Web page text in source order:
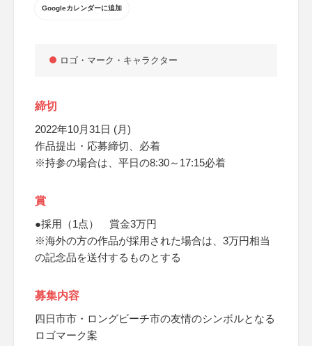
Googleカレンダーに追加
ロゴ・マーク・キャラクター
締切
2022年10月31日 (月)
作品提出・応募締切、必着
※持参の場合は、平日の8:30～17:15必着
賞
●採用（1点） 賞金3万円
※海外の方の作品が採用された場合は、3万円相当
の記念品を送付するものとする
募集内容
四日市市・ロングビーチ市の友情のシンボルとなる
ロゴマーク案